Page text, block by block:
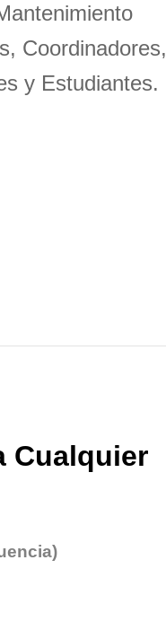
Coordinadores,
y Estudiantes.
Cualquier